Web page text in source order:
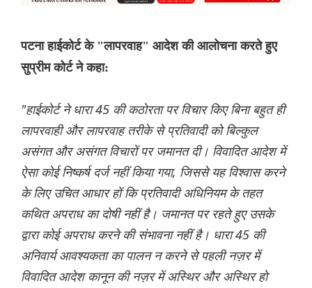
पटना हाईकोर्ट के "लापरवाह" आदेश की आलोचना करते हुए
सुप्रीम कोर्ट ने कहा:
"हाईकोर्ट ने धारा 45 की कठोरता पर विचार किए बिना बहुत ही
लापरवाही और लापरवाह तरीके से प्रतिवादी को बिल्कुल
असंगत और असंगत विचारों पर जमानत दी। विवादित आदेश में
ऐसा कोई निष्कर्ष दर्ज नहीं किया गया, जिससे यह विश्वास करने
के लिए उचित आधार हों कि प्रतिवादी अधिनियम के तहत
कथित अपराध का दोषी नहीं है। जमानत पर रहते हुए उसके
द्वारा कोई अपराध करने की संभावना नहीं है। धारा 45 की
अनिवार्य आवश्यकता का पालन न करने से पहली नज़र में
विवादित आदेश कानून की नज़र में अस्थिर और अस्थिर हो